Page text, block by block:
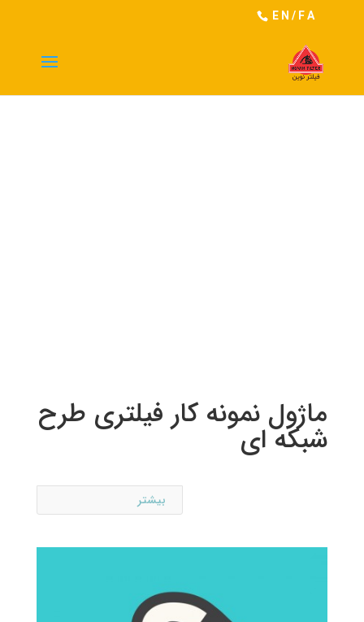
EN/FA
ماژول نمونه کار فیلتری طرح
شبکه ای
بیشتر